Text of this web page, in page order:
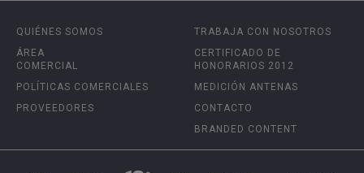
QUIÉNES SOMOS
ÁREA
COMERCIAL
POLÍTICAS COMERCIALES
PROVEEDORES
TRABAJA CON NOSOTROS
CERTIFICADO DE
HONORARIOS 2012
MEDICIÓN ANTENAS
CONTACTO
BRANDED CONTENT